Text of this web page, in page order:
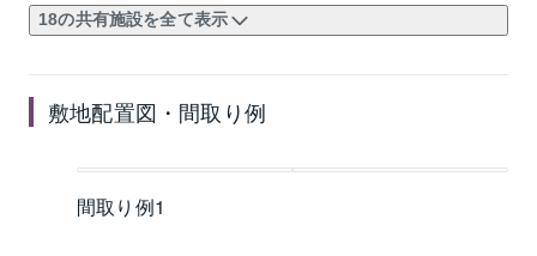
18の共有施設を全て表示
敷地配置図・間取り例
間取り例1